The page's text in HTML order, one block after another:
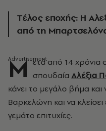
Τέλος εποχής: Η
από τη
Μ ετά από 14
σπουδαία Αλέξια
κάνει το μεγάλο βήμα
Βαρκελώνη και να
γεμάτο επιτυχίες.